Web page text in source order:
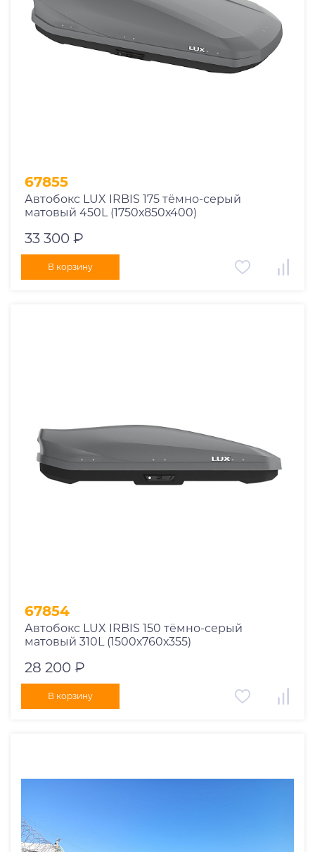
67855
Автобокс LUX IRBIS 175 тёмно-серый
матовый 450L (1750х850х400)
33 300 ₽
В корзину
67854
Автобокс LUX IRBIS 150 тёмно-серый
матовый 310L (1500х760х355)
28 200 ₽
В корзину